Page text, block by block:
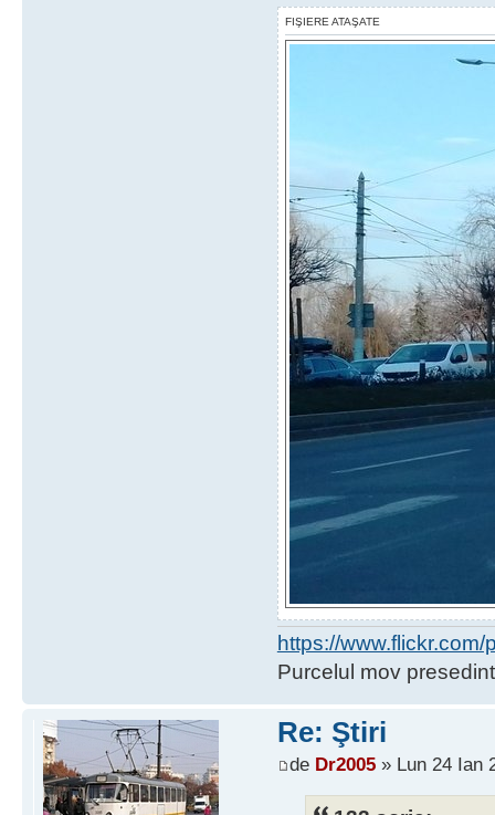
FIŞIERE ATAŞATE
https://
Purcelul mov
Re: Ştiri
de Dr2005» Lun 24 Ian